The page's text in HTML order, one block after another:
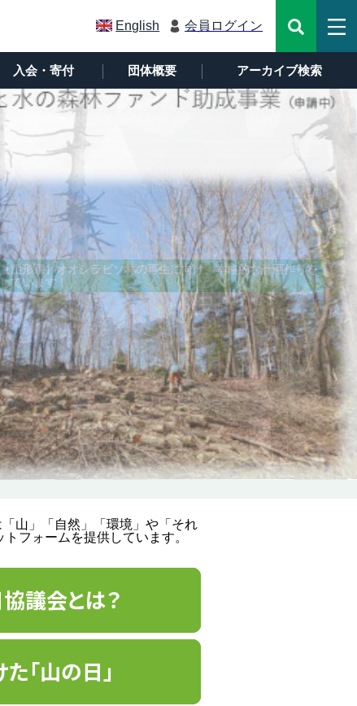
English 会員ログイン
入会・寄付 団体概要 アーカイブ検索
【山形県】オオシラビソ林の再生に向け、本格的な計画作りを
しています！
【新潟県】第71回弥彦山たいまつ登山祭 第69回高頭祭
山」「自然」「環境」や「それ
フォームを提供しています。
議会とは？
「山の日」